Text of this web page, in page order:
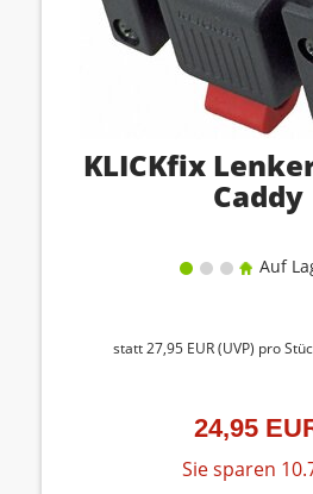
KLICKfix
Caddy
Auf
statt27,95 EUR(UVP) pro
24,95
Sie sparen